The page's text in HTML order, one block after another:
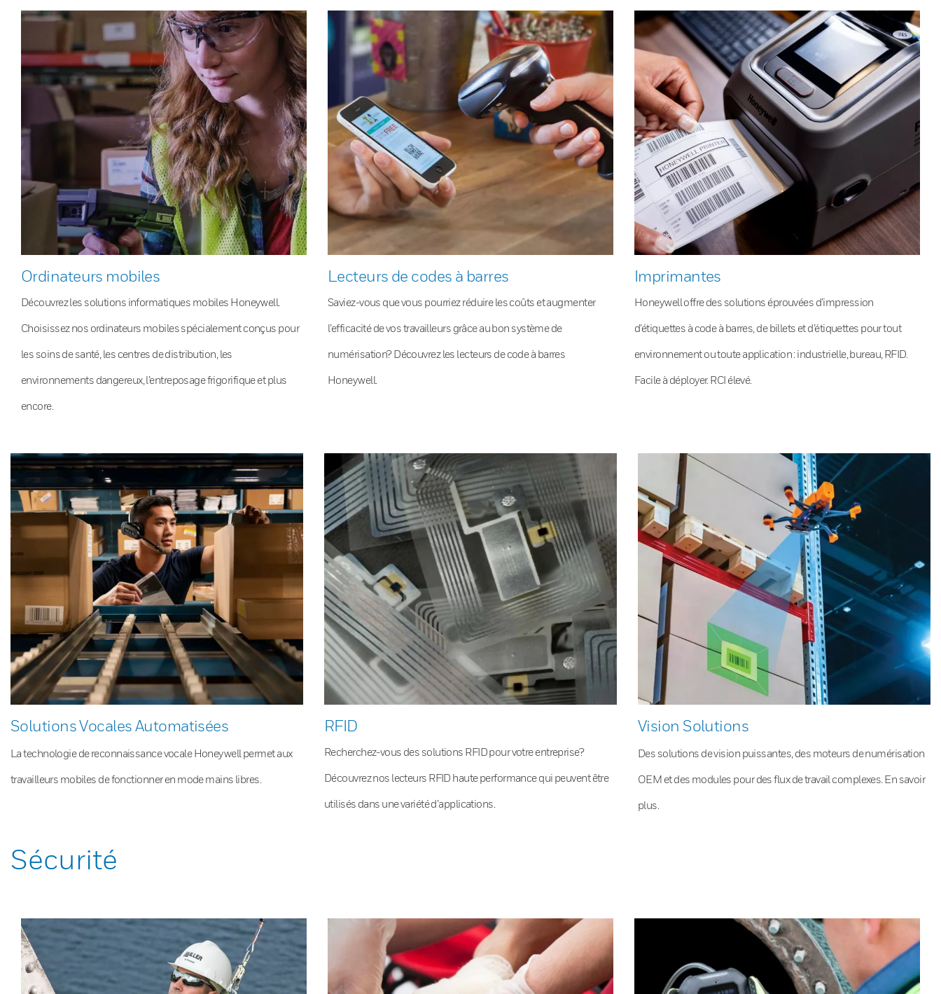
Ordinateurs mobiles
Découvrez les solutions informatiques mobiles Honeywell.
Choisissez nos ordinateurs mobiles spécialement conçus pour
les soins de santé, les centres de distribution, les
environnements dangereux, l’entreposage frigorifique et plus
encore.
Lecteurs de codes à barres
Saviez-vous que vous pourriez réduire les coûts et augmenter
l’efficacité de vos travailleurs grâce au bon système de
numérisation? Découvrez les lecteurs de code à barres
Honeywell.
Imprimantes
Honeywell offre des solutions éprouvées d’impression
d’étiquettes à code à barres, de billets et d’étiquettes pour tout
environnement ou toute application : industrielle, bureau, RFID.
Facile à déployer. RCI élevé.
Solutions Vocales Automatisées
La technologie de reconnaissance vocale Honeywell permet aux
travailleurs mobiles de fonctionner en mode mains libres.
RFID
Recherchez-vous des solutions RFID pour votre entreprise?
Découvrez nos lecteurs RFID haute performance qui peuvent être
utilisés dans une variété d’applications.
Vision Solutions
Des solutions de vision puissantes, des moteurs de numérisation
OEM et des modules pour des flux de travail complexes. En savoir
plus.
Sécurité